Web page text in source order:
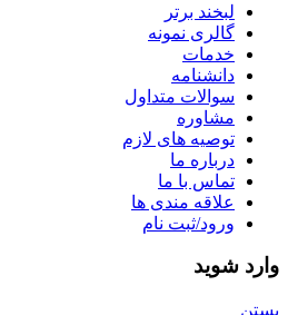
لبخند برتر
گالری نمونه
خدمات
دانشنامه
سوالات متداول
مشاوره
توصیه های لازم
درباره ما
تماس با ما
علاقه مندی ها
ورود/ثبت نام
وارد شوید
بستن